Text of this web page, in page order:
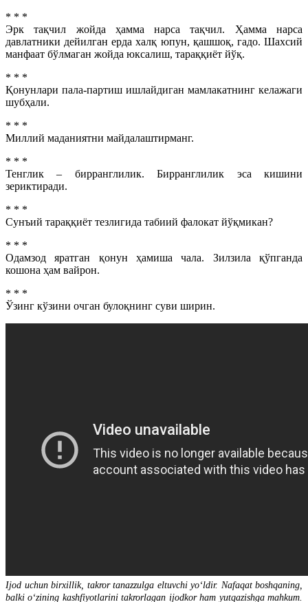
* * *
Эрк тақчил жойда ҳамма нарса тақчил. Ҳамма нарса
давлатники дейилган ерда халқ юпун, қашшоқ, гадо. Шахсий
манфаат бўлмаган жойда юксалиш, тараққиёт йўқ.
* * *
Қонунлари пала-партиш ишлайдиган мамлакатнинг келажаги
шубҳали.
* * *
Миллий маданиятни майдалаштирманг.
* * *
Тенглик – бирранглилик. Бирранглилик эса кишини
зериктиради.
* * *
Сунъий тараққиёт тезлигида табиий фалокат йўқмикан?
* * *
Одамзод яратган қонун ҳамиша чала. Зилзила қўпганда
кошона ҳам вайрон.
* * *
Ўзинг кўзини очган булоқнинг суви ширин.
Ijod uchun birxillik, takror tanazzulga eltuvchi yoʻldir. Nafaqat boshqaning,
balki oʻzining kashfiyotlarini takrorlagan ijodkor ham yutqazishga mahkum.